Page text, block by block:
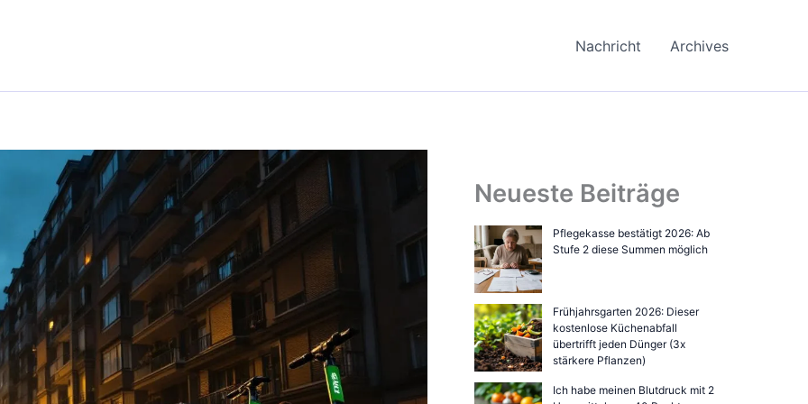
Nachricht Archives
Neueste Beiträge
Pflegekasse bestätigt 2026: Ab
Stufe 2 diese Summen möglich
Frühjahrsgarten 2026: Dieser
kostenlose Küchenabfall
übertrifft jeden Dünger (3x
stärkere Pflanzen)
Ich habe meinen Blutdruck mit 2